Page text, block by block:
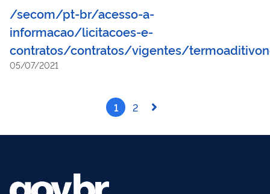
/secom/pt-br/acesso-a-
informacao/licitacoes-e-
contratos/contratos/vigentes/
05/07/2021
1 2